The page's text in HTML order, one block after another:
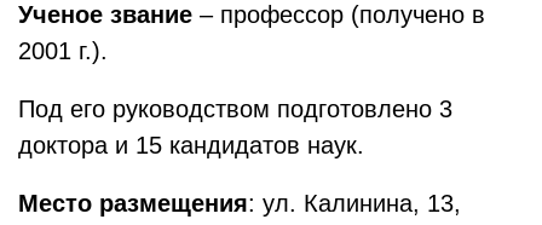
Ученое звание – профессор (получено в
2001 г.).
Под его руководством подготовлено 3
доктора и 15 кандидатов наук.
Место размещения: ул. Калинина, 13,